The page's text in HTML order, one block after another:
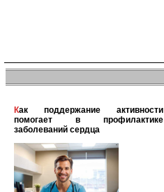
Как поддержание активности
помогает в профилактике
заболеваний сердца